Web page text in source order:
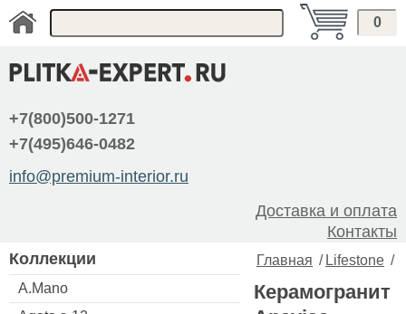
0
+7(800)500-1271
+7(495)646-0482
info@premium-interior.ru
Доставка и оплата
Контакты
Коллекции
A.Mano
Главная / Lifestone /
Керамогранит